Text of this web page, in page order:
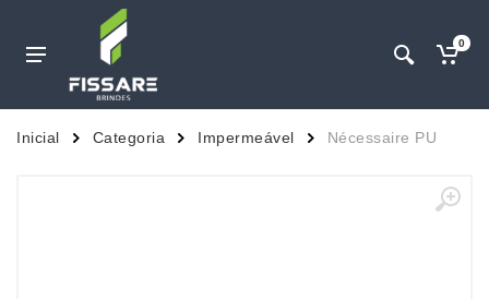
0
Inicial Categoria Impermeável Nécessaire PU